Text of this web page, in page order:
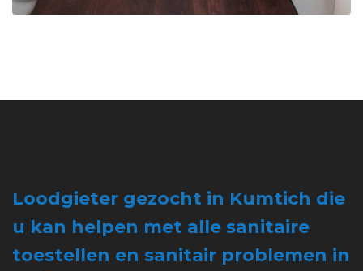
Loodgieter gezocht in Kumtich die
u kan helpen met alle sanitaire
toestellen en sanitair problemen in